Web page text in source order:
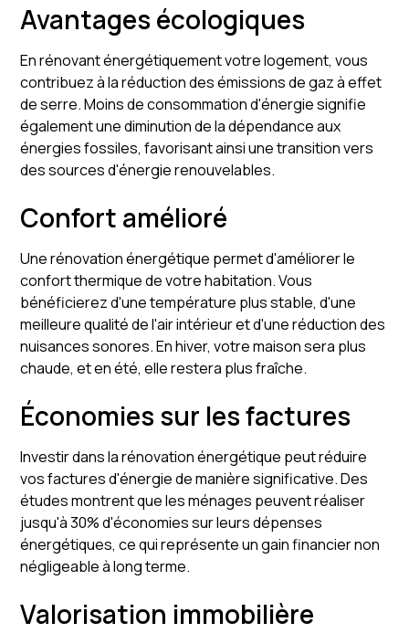
Avantages écologiques
En rénovant énergétiquement votre logement, vous
contribuez à la réduction des émissions de gaz à effet
de serre. Moins de consommation d'énergie signifie
également une diminution de la dépendance aux
énergies fossiles, favorisant ainsi une transition vers
des sources d'énergie renouvelables.
Confort amélioré
Une rénovation énergétique permet d'améliorer le
confort thermique de votre habitation. Vous
bénéficierez d'une température plus stable, d'une
meilleure qualité de l'air intérieur et d'une réduction des
nuisances sonores. En hiver, votre maison sera plus
chaude, et en été, elle restera plus fraîche.
Économies sur les factures
Investir dans la rénovation énergétique peut réduire
vos factures d'énergie de manière significative. Des
études montrent que les ménages peuvent réaliser
jusqu'à 30% d'économies sur leurs dépenses
énergétiques, ce qui représente un gain financier non
négligeable à long terme.
Valorisation immobilière